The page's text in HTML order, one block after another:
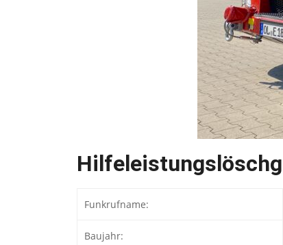
Funkrufname:
Baujahr: